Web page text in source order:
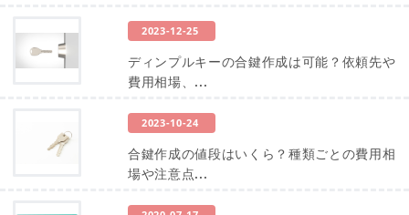
2023-12-25
ディンプルキーの合鍵作成は可能？依頼先や
費用相場、...
2023-10-24
合鍵作成の値段はいくら？種類ごとの費用相
場や注意点...